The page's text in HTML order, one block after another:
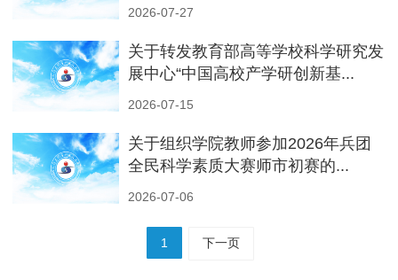
2026-07-27
关于转发教育部高等学校科学研究发
展中心“中国高校产学研创新基...
2026-07-15
关于组织学院教师参加2026年兵团
全民科学素质大赛师市初赛的...
2026-07-06
1 下一页